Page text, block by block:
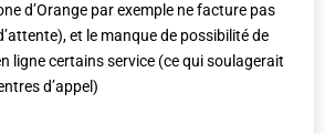
d’Orange par exemple ne facture pas
et le manque de possibilité de
ligne certains service (ce qui soulagerait
d’appel)